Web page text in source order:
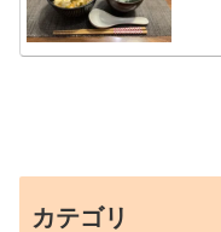
カテゴリ